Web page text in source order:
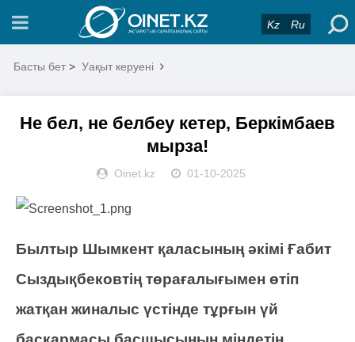
Kz Ru
Басты бет > Уақыт керуені
Не бел, не белбеу кетер, Беркімбаев
мырза!
Oinet.kz 01-10-2025
Былтыр Шымкент қаласының әкімі Ғабит
Сыздықбековтің төрағалығымен өтіп
жатқан жиналыс үстінде тұрғын үй